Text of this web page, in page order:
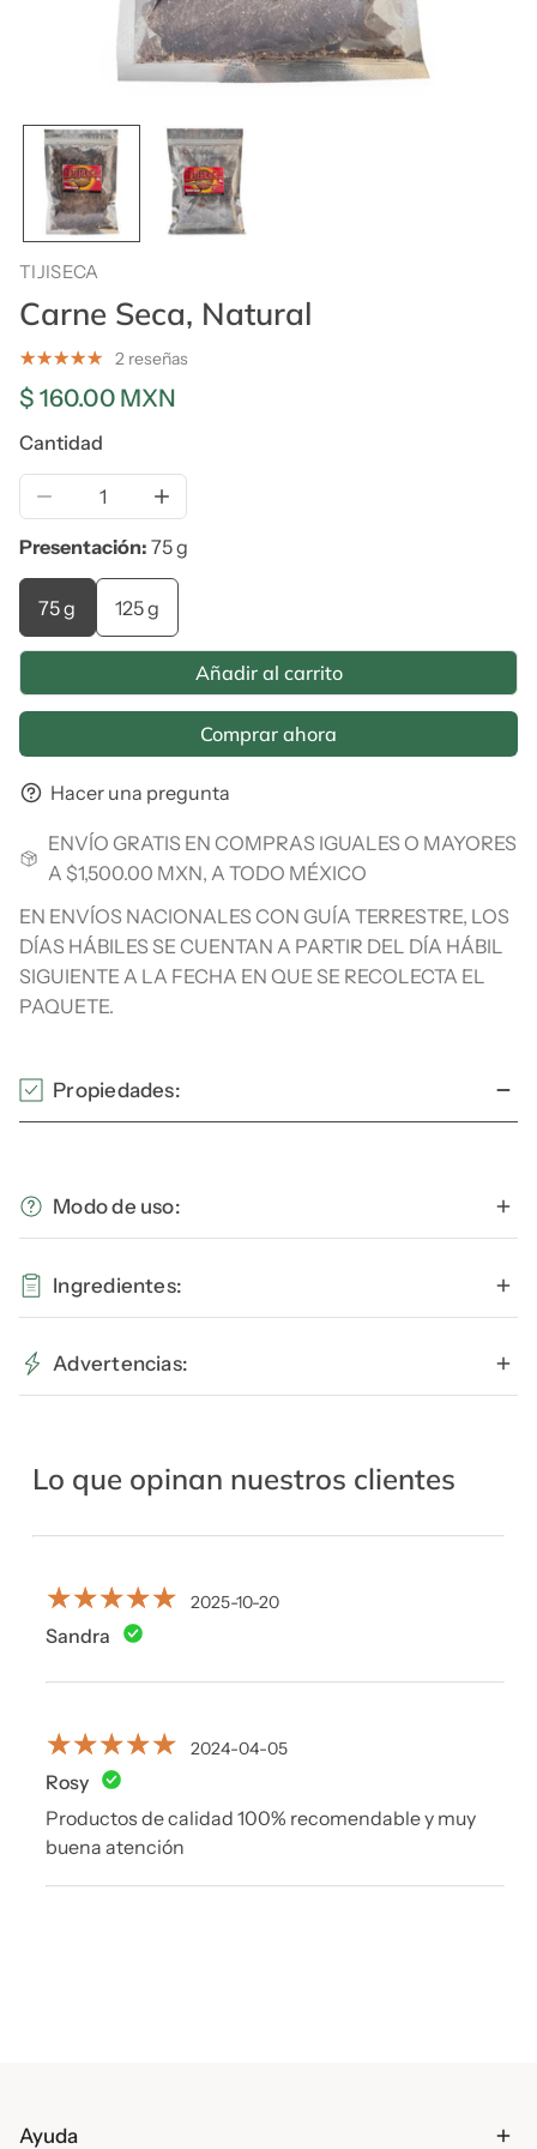
TIJISECA
Carne Seca, Natural
2 reseñas
Precio
regular
$ 160.00 MXN
Cantidad
Reducir la cantidad de Carne Seca, Natural
Aumentar la cantidad de Carne Seca,
Presentación: 75 g
75 g 125 g
Añadir al carrito
Comprar ahora
Hacer una pregunta
ENVÍO GRATIS EN COMPRAS IGUALES O MAYORES
A $1,500.00 MXN, A TODO MÉXICO
EN ENVÍOS NACIONALES CON GUÍA TERRESTRE, LOS
DÍAS HÁBILES SE CUENTAN A PARTIR DEL DÍA HÁBIL
SIGUIENTE A LA FECHA EN QUE SE RECOLECTA EL
PAQUETE.
Propiedades:
Modo de uso:
Ingredientes:
Advertencias:
Lo que opinan nuestros clientes
2025-10-20
Sandra
2024-04-05
Rosy
Productos de calidad 100% recomendable y muy
buena atención
Ayuda